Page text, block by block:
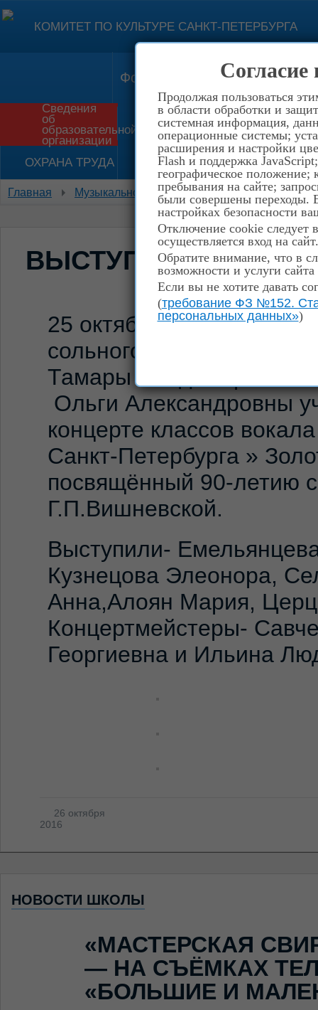
Согласие
Продолжая пользоваться
в области обработки и
системная информация,
операционные системы;
расширения и настройки
Flash и поддержка
географическое положение;
пребывания на сайте;
были совершены переходы.
настройках безопасности
Отключение cookie следует
осуществляется вход на сайт.
Обратите внимание, что в
возможности и услуги
Если вы не хотите давать
(требование ФЗ №152.
персональных данных»)
КОМИТЕТ ПО КУЛЬТУРЕ САНКТ-ПЕТЕРБУРГА
Форма обратной связи
Сведения
об
образовательной
организации
Приём в школу История
ОХРАНА ТРУДА НЕТ КОРРУПЦИИ!
Главная Музыкальное отделение Выступление на
ВЫСТУПЛЕНИЕ НА
25 октября 2016 года
сольного пения
Тамары Владимировны
Ольги Александровны
концерте классов
Санкт-Петербурга »
посвящённый 90-летию
Г.П.Вишневской.
Выступили-
Кузнецова Элеонора,
Анна,Алоян Мария,
Концертмейстеры-
Георгиевна и Ильина
26 октября
2016
НОВОСТИ ШКОЛЫ
«МАСТЕРСКАЯ
— НА СЪЁМКАХ
«БОЛЬШИЕ И